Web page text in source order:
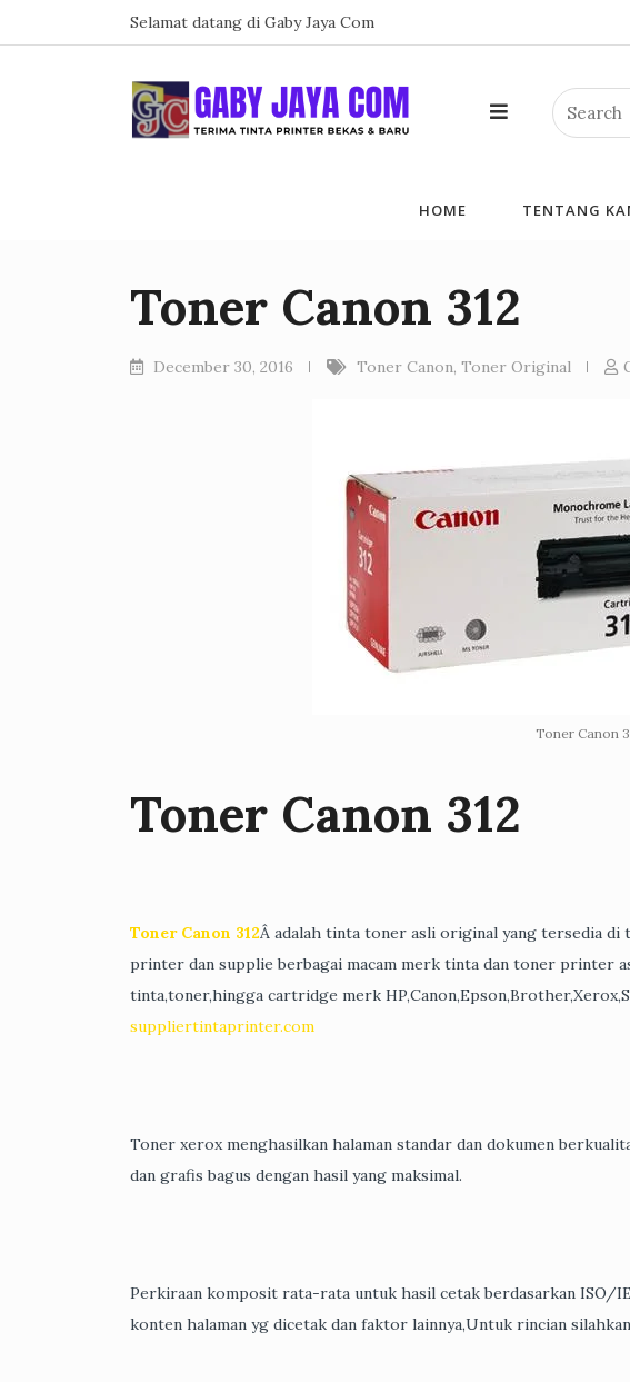
to
Selamat datang di Gaby Jaya Com
Search
HOME TENTANG
Toner Canon 312
December 30, 2016 Toner Canon, Toner Original
Toner Canon
Toner Canon 312
Toner Canon 312Â adalah tinta toner asli original yang tersedia
printer dan supplie berbagai macam merk tinta dan toner printer
tinta,toner,hingga cartridge merk
suppliertintaprinter.com
Toner xerox menghasilkan halaman standar dan dokumen
dan grafis bagus dengan hasil yang maksimal.
Perkiraan komposit rata-rata untuk hasil cetak berdasarkan ISO/
konten halaman yg dicetak dan faktor lainnya,Untuk rincian